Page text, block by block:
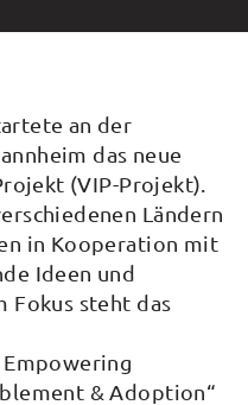
an der
das neue
(VIP-Projekt).
Ländern
in Kooperation mit
Ideen und
Fokus steht das
& Adoption“